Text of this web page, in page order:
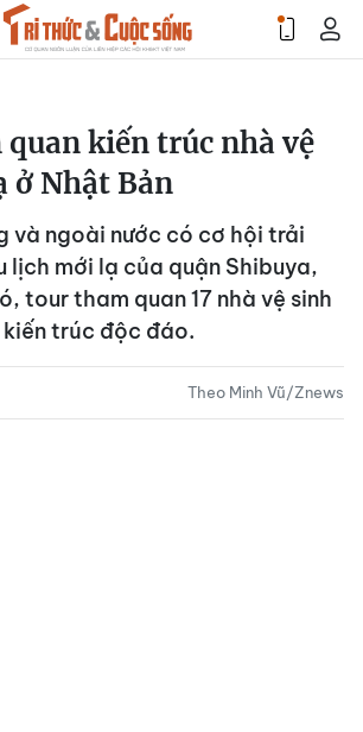
kiến trúc nhà vệ
ở Nhật Bản
và ngoài nước có cơ hội trải
lịch mới lạ của quận Shibuya,
tour tham quan 17 nhà vệ sinh
trúc độc đáo.
Theo Minh Vũ/Znews